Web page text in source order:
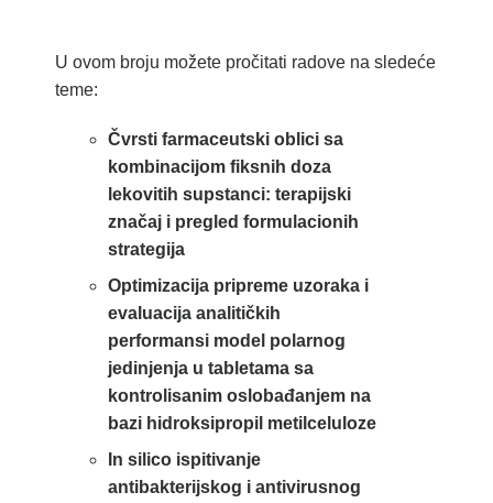
U ovom broju možete pročitati radove na sledeće
teme:
Čvrsti farmaceutski oblici sa
kombinacijom fiksnih doza
lekovitih supstanci: terapijski
značaj i pregled formulacionih
strategija
Optimizacija pripreme uzoraka i
evaluacija analitičkih
performansi model polarnog
jedinjenja u tabletama sa
kontrolisanim oslobađanjem na
bazi hidroksipropil metilceluloze
In silico ispitivanje
antibakterijskog i antivirusnog